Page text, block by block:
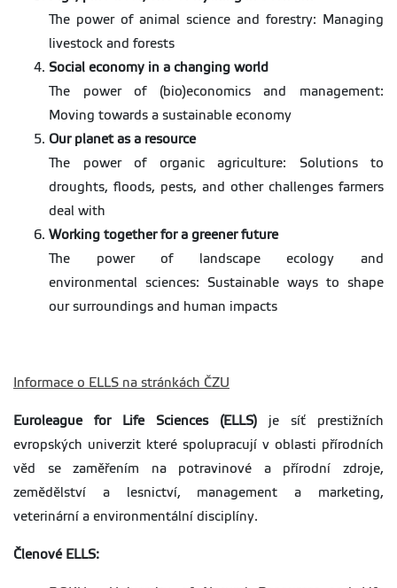
The power of animal science and forestry: Managing
livestock and forests
Social economy in a changing world
The power of (bio)economics and management:
Moving towards a sustainable economy
Our planet as a resource
The power of organic agriculture: Solutions to
droughts, floods, pests, and other challenges farmers
deal with
Working together for a greener future
The power of landscape ecology and
environmental
sciences: Sustainable ways to shape
our surroundings and human impacts
Informace o ELLS na stránkách ČZU
Euroleague for Life Sciences (ELLS) je síť prestižních
evropských univerzit které spolupracují v oblasti přírodních
věd se zaměřením na potravinové a přírodní zdroje,
zemědělství a lesnictví, management a marketing,
veterinární a environmentální disciplíny.
Členové ELLS: